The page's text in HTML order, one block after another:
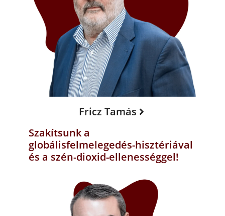
Fricz Tamás
Szakítsunk a
globálisfelmelegedés-hisztériával
és a szén-dioxid-ellenességgel!